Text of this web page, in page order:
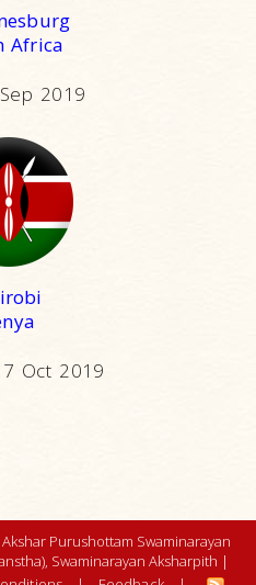
Africa
2019
Oct 2019
Purushottam Swaminarayan
Swaminarayan Aksharpith |